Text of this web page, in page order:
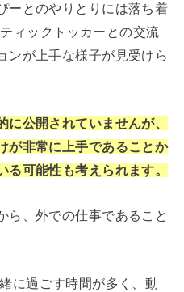
ーとのやりとりには落ち着
ィックトッカーとの交流
ンが上手な様子が見受けら
公開されていませんが、
が非常に上手であることか
る可能性も考えられます。
ら、外での仕事であること
に過ごす時間が多く、動